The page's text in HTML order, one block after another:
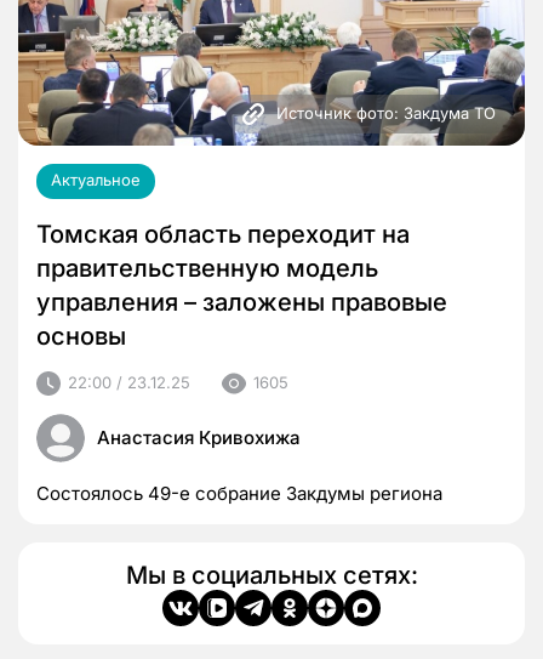
Источник фото: Закдума ТО
Актуальное
Томская область переходит на
правительственную модель
управления – заложены правовые
основы
22:00 / 23.12.25 1605
Анастасия Кривохижа
Состоялось 49-е собрание Закдумы региона
Мы в социальных сетях: